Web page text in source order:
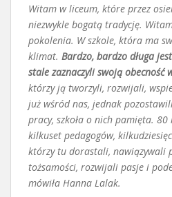
Witam w liceum, które przez
niezwykle bogatą tradycję.
pokolenia. W szkole, która ma
klimat. Bardzo, bardzo długa
stale zaznaczyli swoją obecność
którzy ją tworzyli, rozwijali,
już wśród nas, jednak
pracy, szkoła o nich pamięta.
kilkuset pedagogów,
którzy tu dorastali, nawiązywali
tożsamości, rozwijali pasje i
mówiła Hanna Lalak.